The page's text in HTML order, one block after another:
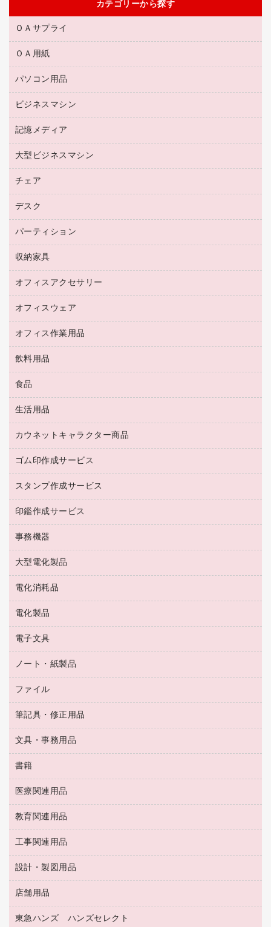
カテゴリーから探す
ＯＡサプライ
互換インクカートリッジ
リサイクルトナー（プール方式）
リサイクルインクカートリッジ
プリンタ用リボン
トナーカートリッジ
コピートナー
インクカートリッジ
ＯＡ用紙
名刺用紙
ワープロ用紙
ラベル用紙
プロッター用紙
ハガキ用紙
その他コピー用紙・プリンタ用紙
コピー用紙
パソコン用品
パソコン周辺機器
マウスパッド
マウス
パソコンバッグ／収納用品
ネットワーク／ＬＡＮ機器
ネットワーク／ＬＡＮアクセサリー
セキュリティ用品
ＵＳＢハブ／ＵＳＢアクセサリー
ＯＡフィルター
ＯＡクリーナー／エアダスター
ＨＤＤ／ＳＳＤ
ディスプレイモニター
ビジネスマシン
電話機
レーザープリンタ／複合機
メモリーカード
プロジェクタ
ファクシミリ
デジタルカメラ
スキャナー
コピー機
記憶メディア
ブルーレイディスク
ＣＤ－ＲＷ
ＣＤ－Ｒ
メディア収納用品
大型ビジネスマシン
プリンタ
チェア
応接イス・ベンチ
オフィスチェア
デスク
ミーティングテーブル
デスク
カウンター
パーティション
ホワイトボード・黒板
収納家具
保管庫・書庫
ロッカー・下駄箱
その他収納
オフィスアクセサリー
オフィスアクセサリー
オフィスウェア
医療・介護・ワーキングウェア
ブラウス・シャツ
アウター
オフィス作業用品
養生用品
防災用備蓄食品・飲料
台車・脚立
倉庫収納用品
作業用雑貨
梱包用品
梱包用テープ
園芸用品
ペット用品
飲料用品
緑茶飲料
茶葉・インスタント
紅茶・バラエティ飲料
レギュラーコーヒー
ミルク・シュガー
ソフトドリンク
コーヒーメーカー・備品
インスタントコーヒー
食品
食品
生活用品
浴室用品
台所用洗剤
掃除用品
掃除用洗剤
洗濯用品
消臭・芳香剤
殺虫剤
飲食用消耗品
ハンドソープ・石鹸
トイレ用品
トイレ用洗剤
ティッシュペーパー
ダストボックス
タオル・アメニティ用品
スリッパ・サンダル・シューズ
スポーツ・レジャー用品
ゴミ袋
キッチン用品
食品添加物製品
カウネットキャラクター商品
カウネットキャラクター商品
ゴム印作成サービス
ゴム印作成サービス
ゴム印（一行印）作成サービス
ゴム印（フリーサイズ印）作成サービス
スタンプ作成サービス
シヤチハタスタンプ作成サービス
カウネットスタンプ作成サービス
印鑑作成サービス
印鑑作成サービス
事務機器
大型シュレッダー（共配）
レーザーポインター
ラミネートフィルム
ラミネータ
タイムレコーダー
シュレッダ
ＯＨＰ用品
大型電化製品
冷蔵庫・キッチン・調理家電
テレビ・ＡＶ機器
電化消耗品
電球・蛍光灯
乾電池・充電池
フィルム・カメラ用品
デスクライト
アルバム
電化製品
掃除機・クリーナー
空調・季節家電
その他電化製品
キッチン・調理家電
ＯＡタップ／延長コード
電子文具
電卓
ラベルテープ
その他電子文具
ノート・紙製品
封筒
伝票
典礼用品
帳簿
額縁
各種用紙
ルーズリーフ
ファイル
名刺整理用品
板目表紙・綴込表紙
背幅が伸びるファイル
統一伝票用ファイル
収納保存用品
レターファイル
リングファイル
プレゼン用ファイル
ファイルボックス
筆記具・修正用品
万年筆
消しゴム
修正液・修正ペン
修正テープ
鉛筆
マーキングペン（油性）
マーキングペン（水性）
文具・事務用品
輪ゴム
両面テープ
名札
保管・整理用品
壁面／足元収納
備品／小物ケース
透明テープ 事務用
電話台
書籍
パソコンソフト
医療関連用品
保健用品
使い捨て手袋
感染症対策用品
介護用品
医療関連用品
教育関連用品
教育関連用品
工事関連用品
工事関連用品
設計・製図用品
設計・製図用品
店舗用品
店舗運営用品
東急ハンズ ハンズセレクト